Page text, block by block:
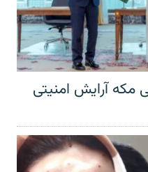
مکه آرایش امنیتی